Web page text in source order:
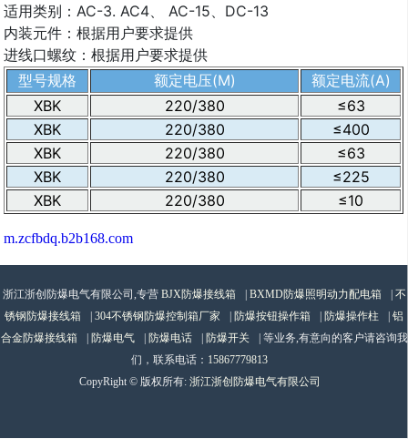
适用类别：AC-3. AC4、 AC-15、DC-13
内装元件：根据用户要求提供
进线口螺纹：根据用户要求提供
型号规格
额定电压(M)
额定电流(A)
XBK
220/380
≤63
XBK
220/380
≤400
XBK
220/380
≤63
XBK
220/380
≤225
XBK
220/380 ≤10
m.zcfbdq.b2b168.com
浙江浙创防爆电气有限公司,专营 BJX防爆接线箱 BXMD防爆照明动力配电箱
不
锈钢防爆接线箱
304不锈钢防爆控制箱厂家 防爆按钮操作箱 防爆操作柱
铝
合金防爆接线箱
防爆电气 防爆电话 防爆开关
| 等业务,有意向的客户请咨询我
们，联系电话： 15867779813
CopyRight © 版权所有: 浙江浙创防爆电气有限公司